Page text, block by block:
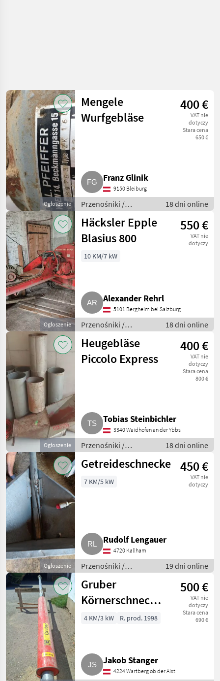
Ogłoszenie
Mengele
Wurfgebläse
400 €
VAT nie
dotyczy
Stara cena
650 €
Franz Glinik
9150 Bleiburg
Przenośniki /
Przenośniki
dmuchawe
18 dni online
Ogłoszenie
Häcksler Epple
Blasius 800
550 €
VAT nie
dotyczy
10 KM/7 kW
Alexander Rehrl
5101 Bergheim bei Salzburg
Przenośniki /
Przenośniki
dmuchawe
18 dni online
Ogłoszenie
Heugebläse
Piccolo Express
400 €
VAT nie
dotyczy
Stara cena
800 €
Tobias Steinbichler
3340 Waidhofen an der Ybbs
Przenośniki /
Przenośniki
dmuchawe
18 dni online
Ogłoszenie
Getreideschnecke 450 €
VAT nie
dotyczy
7 KM/5 kW
Rudolf Lengauer
4720 Kallham
Przenośniki /
Przenośniki
dmuchawe
19 dni online
Gruber
Körnerschnecke,
Getreideschnecke,
500 €
VAT nie
dotyczy
Stara cena
690 €
4 KM/3 kW R. prod. 1998
Jakob Stanger
4224 Wartberg ob der Aist